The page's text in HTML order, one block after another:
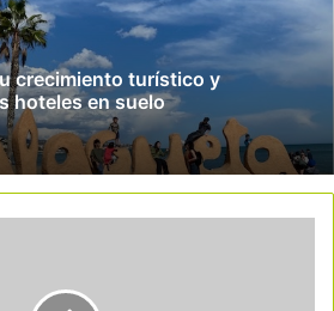
crecimiento turístico y
hoteles en suelo